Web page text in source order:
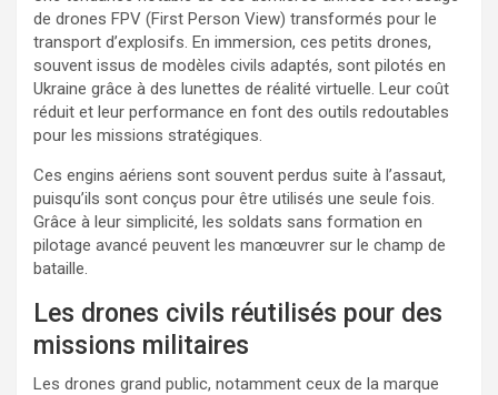
de drones FPV (First Person View) transformés pour le
transport d’explosifs. En immersion, ces petits drones,
souvent issus de modèles civils adaptés, sont pilotés en
Ukraine grâce à des lunettes de réalité virtuelle. Leur coût
réduit et leur performance en font des outils redoutables
pour les missions stratégiques.
Ces engins aériens sont souvent perdus suite à l’assaut,
puisqu’ils sont conçus pour être utilisés une seule fois.
Grâce à leur simplicité, les soldats sans formation en
pilotage avancé peuvent les manœuvrer sur le champ de
bataille.
Les drones civils réutilisés pour des
missions militaires
Les drones grand public, notamment ceux de la marque